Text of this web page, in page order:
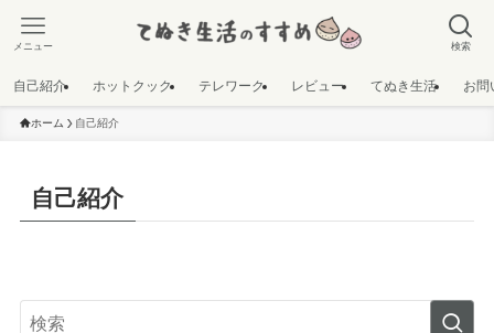
検索
メニュー
自己紹介 ホットクック テレワーク レビュー てぬき生活 お問
ホーム 自己紹介
自己紹介